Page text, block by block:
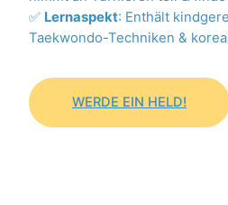
✅ Lernaspekt: Enthält
Taekwondo-Techniken &
WERDE EIN HELD!